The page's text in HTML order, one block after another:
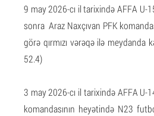
9 may 2026-cı il tarixində AFFA U-
sonra Araz Naxçıvan PFK
görə qırmızı vərəqə ilə meydanda
52.4)
3 may 2026-cı il tarixində AFFA U-
komandasının heyətində N23